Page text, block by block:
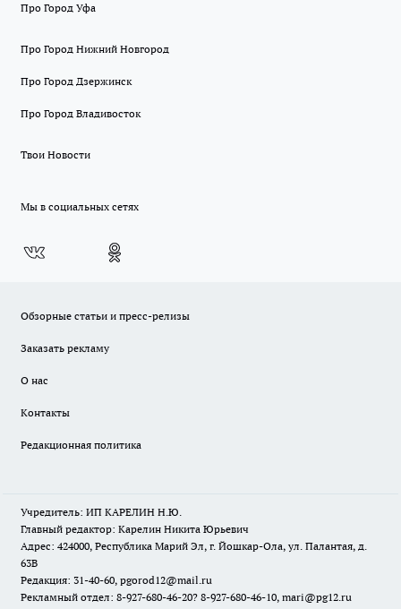
Про Город Уфа
Про Город Нижний Новгород
Про Город Дзержинск
Про Город Владивосток
Твои Новости
Мы в социальных сетях
Обзорные статьи и пресс-релизы
Заказать рекламу
О нас
Контакты
Редакционная политика
Учредитель: ИП КАРЕЛИН Н.Ю.
Главный редактор: Карелин Никита Юрьевич
Адрес: 424000, Республика Марий Эл, г. Йошкар-Ола, ул. Палантая, д.
63В
Редакция: 31-40-60, pgorod12@mail.ru
Рекламный отдел: 8-927-680-46-20? 8-927-680-46-10, mari@pg12.ru